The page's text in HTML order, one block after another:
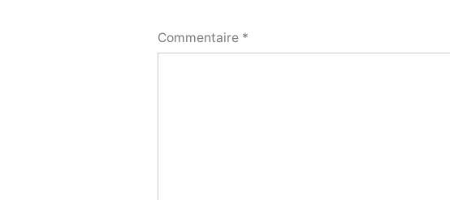
Commentaire *